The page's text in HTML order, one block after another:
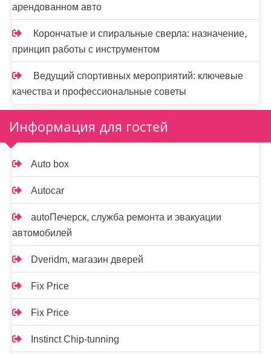
арендованном авто
Корончатые и спиральные сверла: назначение,
принцип работы с инструментом
Ведущий спортивных мероприятий: ключевые
качества и профессиональные советы
Информация для гостей
Auto box
Autocar
autoПечерск, служба ремонта и эвакуации
автомобилей
Dveridm, магазин дверей
Fix Price
Fix Price
Instinct Chip-tunning